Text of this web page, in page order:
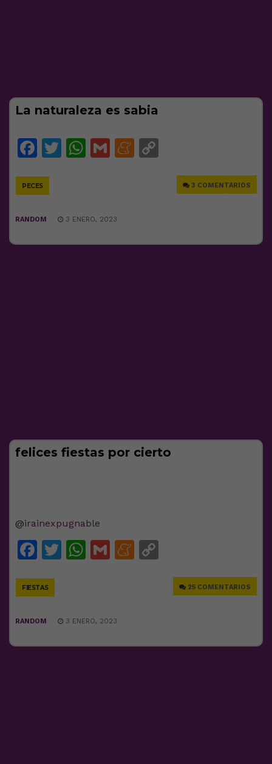
La naturaleza es sabia
Facebook
Twitter
WhatsApp
GmailMeneame
PECES 3 COMENTARIOS
RANDOM 3 ENERO, 2023
felices fiestas por cierto
@irainexpugnable
Facebook
Twitter
WhatsApp
GmailMeneame
FIESTAS 25 COMENTARIOS
RANDOM 3 ENERO, 2023